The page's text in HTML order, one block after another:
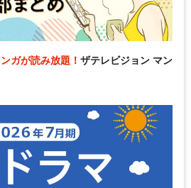
ガが読み放題！ ザテレビジョン マン